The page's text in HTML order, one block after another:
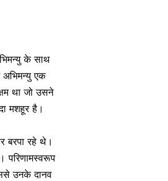
के साथ
अभिमन्यु एक
था जो उसने
मशहूर है।
बरपा रहे थे।
परिणामस्वरूप
उनके दानव